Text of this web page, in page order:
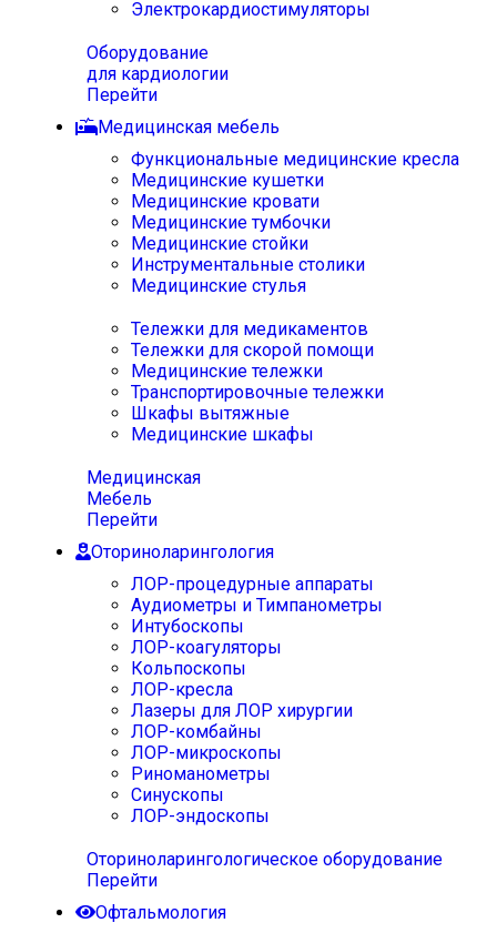
Электрокардиостимуляторы
Оборудование
для кардиологии
Перейти
Медицинская мебель
Функциональные медицинские кресла
Медицинские кушетки
Медицинские кровати
Медицинские тумбочки
Медицинские стойки
Инструментальные столики
Медицинские стулья
Тележки для медикаментов
Тележки для скорой помощи
Медицинские тележки
Транспортировочные тележки
Шкафы вытяжные
Медицинские шкафы
Медицинская
Мебель
Перейти
Оториноларингология
ЛОР-процедурные аппараты
Аудиометры и Тимпанометры
Интубоскопы
ЛОР-коагуляторы
Кольпоскопы
ЛОР-кресла
Лазеры для ЛОР хирургии
ЛОР-комбайны
ЛОР-микроскопы
Риноманометры
Синускопы
ЛОР-эндоскопы
Оториноларингологическое оборудование
Перейти
Офтальмология